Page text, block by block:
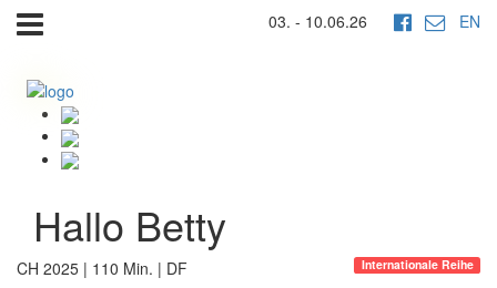
03. - 10.06.26
EN
Hallo Betty
CH 2025 | 110 Min. | DF Internationale Reihe